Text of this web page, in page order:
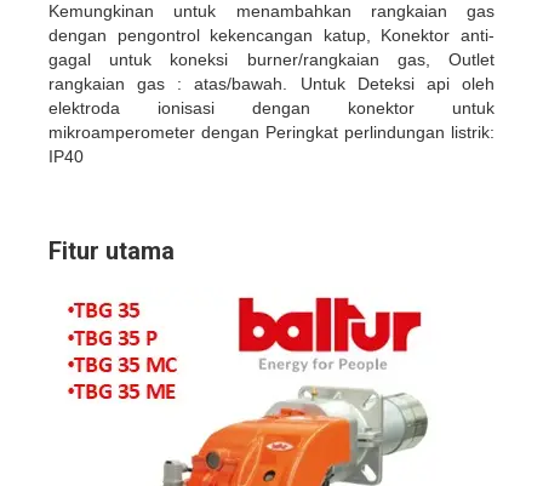
Kemungkinan untuk menambahkan rangkaian gas
dengan pengontrol kekencangan katup, Konektor anti-
gagal untuk koneksi burner/rangkaian gas, Outlet
rangkaian gas : atas/bawah. Untuk Deteksi api oleh
elektroda ionisasi dengan konektor untuk
mikroamperometer dengan Peringkat perlindungan listrik:
IP40
Fitur utama